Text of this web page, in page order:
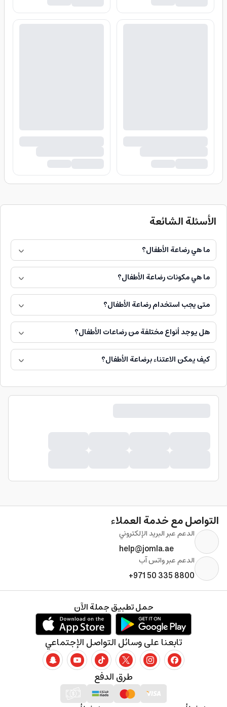
الأسئلة الشائعة
ما هي رضاعة الأطفال؟
ما هي مكونات رضاعة الأطفال؟
متى يجب استخدام رضاعة الأطفال؟
هل يوجد أنواع مختلفة من رضاعات الأطفال؟
كيف يمكن الاعتناء برضاعة الأطفال؟
التواصل مع خدمة العملاء
الدعم عبر البريد الإلكتروني
help@jomla.ae
الدعم عبر واتس آب
+971 50 335 8800
طرق الدفع
تابعنا على وسائل التواصل الإجتماعي
حمل تطبيق جملة الآن